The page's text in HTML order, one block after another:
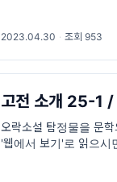
2023.04.30 · 조회 953
고전 소개 25-1 /
오락소설 탐정물을 문
'웹에서 보기'로 읽으시